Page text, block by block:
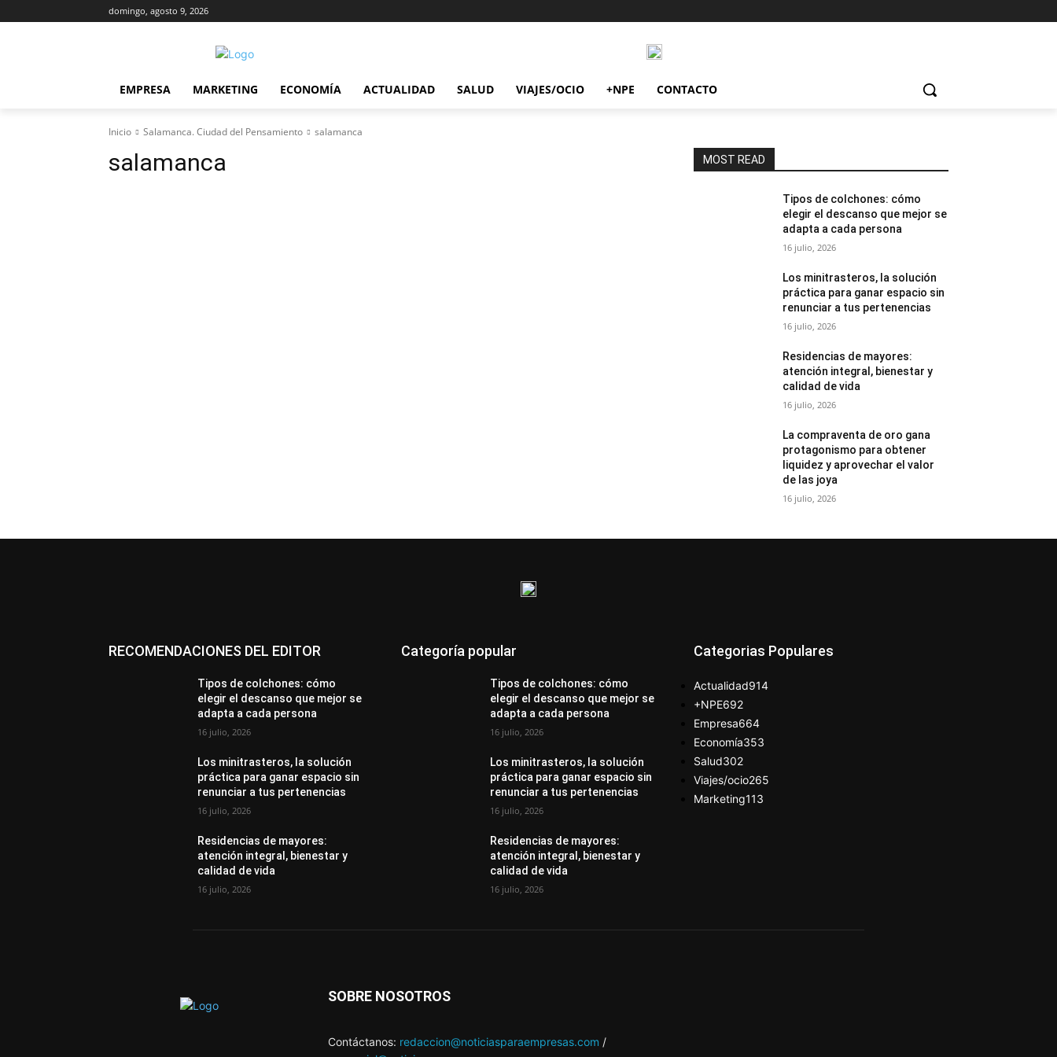
domingo, agosto 9, 2026
EMPRESA MARKETING ECONOMÍA ACTUALIDAD SALUD VIAJES/OCIO +NPE CONTACTO
Inicio Salamanca. Ciudad del Pensamiento salamanca
salamanca MOST READ
Tipos de colchones: cómo
elegir el descanso que mejor se
adapta a cada persona
16 julio, 2026
Los minitrasteros, la solución
práctica para ganar espacio sin
renunciar a tus pertenencias
16 julio, 2026
Residencias de mayores:
atención integral, bienestar y
calidad de vida
16 julio, 2026
La compraventa de oro gana
protagonismo para obtener
liquidez y aprovechar el valor
de las joya
16 julio, 2026
RECOMENDACIONES DEL EDITOR
Tipos de colchones: cómo
elegir el descanso que mejor se
adapta a cada persona
16 julio, 2026
Los minitrasteros, la solución
práctica para ganar espacio sin
renunciar a tus pertenencias
16 julio, 2026
Residencias de mayores:
atención integral, bienestar y
calidad de vida
16 julio, 2026
Categoría popular
Tipos de colchones: cómo
elegir el descanso que mejor se
adapta a cada persona
16 julio, 2026
Los minitrasteros, la solución
práctica para ganar espacio sin
renunciar a tus pertenencias
16 julio, 2026
Residencias de mayores:
atención integral, bienestar y
calidad de vida
16 julio, 2026
Categorias Populares
Actualidad914
+NPE692
Empresa664
Economía353
Salud302
Viajes/ocio265
Marketing113
SOBRE NOSOTROS
Contáctanos: redaccion@noticiasparaempresas.com /